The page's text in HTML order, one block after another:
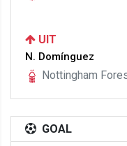
UIT
N. Domínguez
Nottingham
GOAL